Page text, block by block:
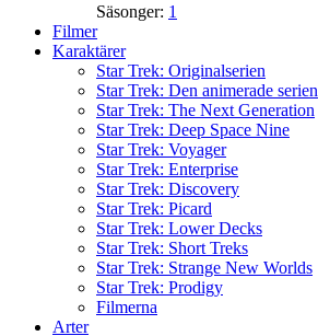
Säsonger: 1
Filmer
Karaktärer
Star Trek: Originalserien
Star Trek: Den animerade serien
Star Trek: The Next Generation
Star Trek: Deep Space Nine
Star Trek: Voyager
Star Trek: Enterprise
Star Trek: Discovery
Star Trek: Picard
Star Trek: Lower Decks
Star Trek: Short Treks
Star Trek: Strange New Worlds
Star Trek: Prodigy
Filmerna
Arter